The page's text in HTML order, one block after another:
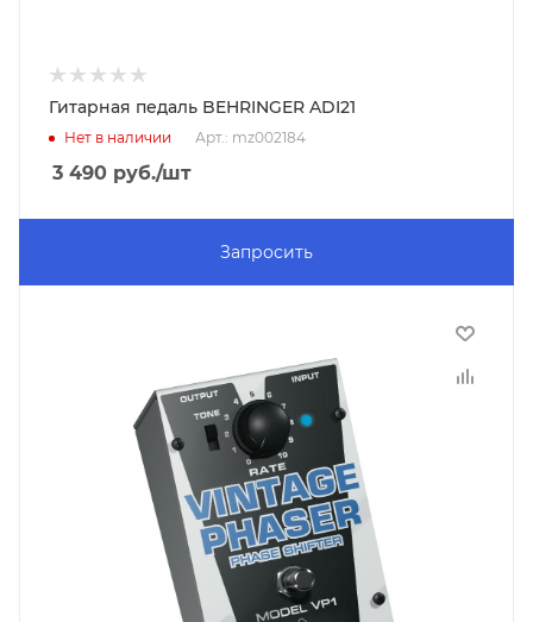
Гитарная педаль BEHRINGER ADI21
Нет в наличии Арт.: mz002184
3 490 руб./шт
Запросить